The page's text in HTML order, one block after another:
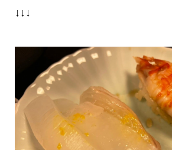
↓↓↓